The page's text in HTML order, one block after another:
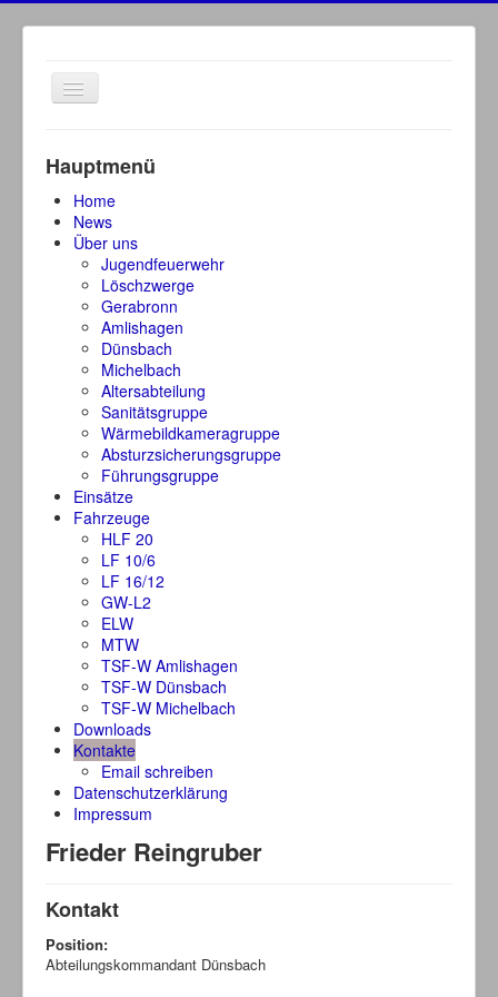
Navigation
an/aus
Hauptmenü
Home
News
Über uns
Jugendfeuerwehr
Löschzwerge
Gerabronn
Amlishagen
Dünsbach
Michelbach
Altersabteilung
Sanitätsgruppe
Wärmebildkameragruppe
Absturzsicherungsgruppe
Führungsgruppe
Einsätze
Fahrzeuge
HLF 20
LF 10/6
LF 16/12
GW-L2
ELW
MTW
TSF-W Amlishagen
TSF-W Dünsbach
TSF-W Michelbach
Downloads
Kontakte
Email schreiben
Datenschutzerklärung
Impressum
Frieder Reingruber
Kontakt
Position:
Abteilungskommandant Dünsbach